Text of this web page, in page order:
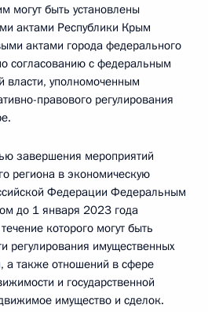
могут быть установлены
актами Республики Крым
актами города федерального
согласованию с федеральным
власти, уполномоченным
правового регулирования
завершения мероприятий
региона в экономическую
Федерации Федеральным
до 1 января 2023 года
которого могут быть
регулирования имущественных
а также отношений в сфере
и государственной
имущество и сделок.